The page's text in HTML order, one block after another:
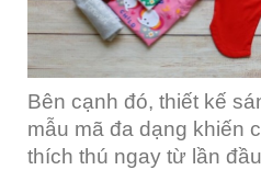
Bên cạnh đó, thiết kế
mẫu mã đa dạng khiến
thích thú ngay từ lần